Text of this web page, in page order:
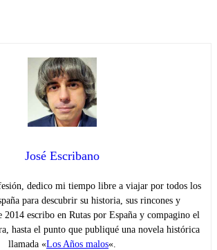
José Escribano
dedico mi tiempo libre a viajar por todos los
para descubrir su historia, sus rincones y
2014 escribo en Rutas por España y compagino el
hasta el punto que publiqué una novela histórica
llamada «Los Años malos«.